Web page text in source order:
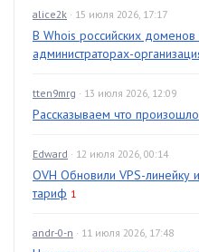
alice2k · 15 июля 2026, 17:17
В Whois российских
администраторах-
tten9mrg · 13 июля 2026, 12:09
Рассказываем что
Edward · 12 июля 2026, 00:14
OVH Обновили VPS-линейку
тариф 1
andr-0-n · 11 июля 2026, 17:48